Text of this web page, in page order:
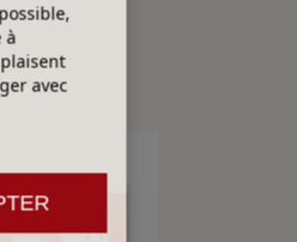
à
avec